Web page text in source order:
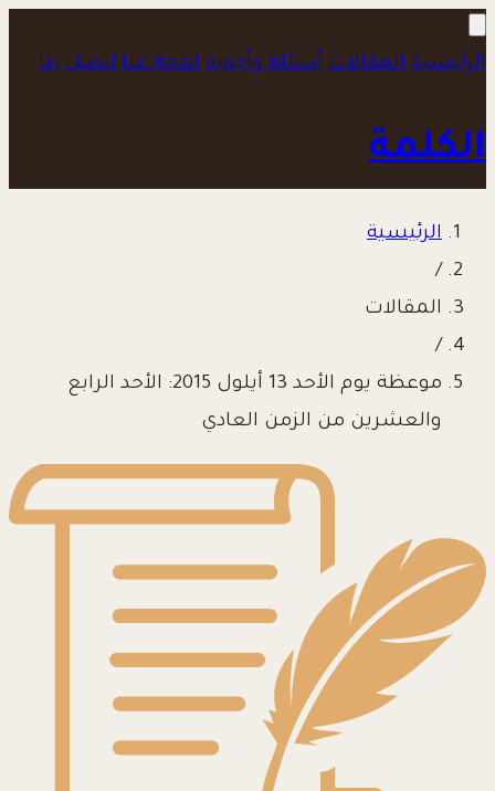
الرئيسية المقالات أسئلة وأجوبة لمحة عنا اتصل بنا
الكلمة
الرئيسية
/
المقالات
/
موعظة يوم الأحد 13 أيلول 2015: الأحد الرابع
والعشرين من الزمن العادي